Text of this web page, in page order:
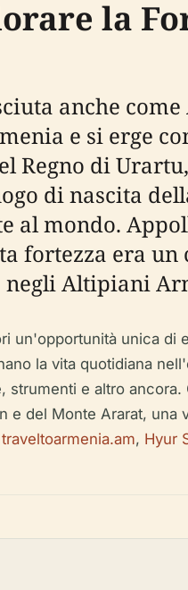
la
anche
e si erge
Regno di
di nascita
al mondo.
fortezza era
negli Altipiani
un'opportunità unica
la vita quotidiana
e altro
e del Monte Ararat,
traveltoarmenia.am, Hyur